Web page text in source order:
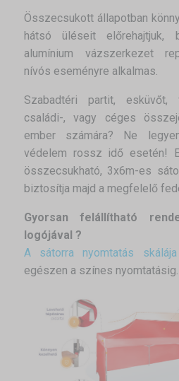
Összecsukott állapotban
hátsó üléseit
alumínium vázszerkezet
nívós eseményre alkalmas.
Szabadtéri partit, esküvőt,
családi-, vagy céges
ember számára? Ne
védelem rossz idő esetén!
összecsukható, 3x6m-es
biztosítja majd a megfelelő
Gyorsan felállítható
logójával ?
A sátorra nyomtatás
egészen a színes nyomtatásig.